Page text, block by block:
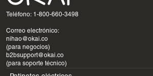
Teléfono: 1-800-660-3498
Correo electrónico:
nihao@okai.co
(para negocios)
b2bsupport@okai.co
(para soporte técnico)